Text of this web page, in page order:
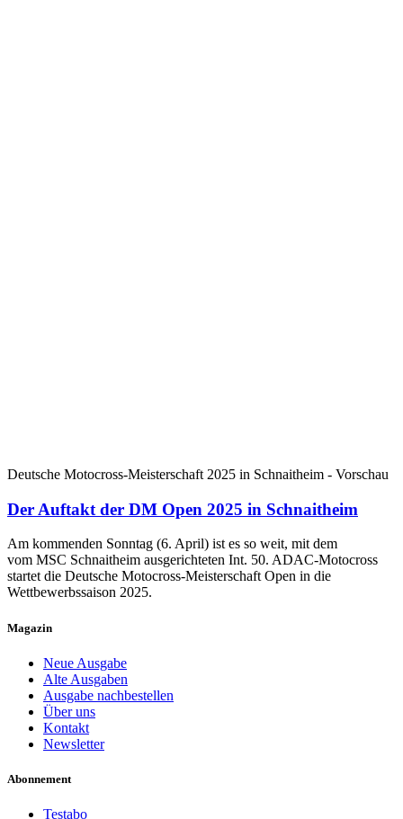
Deutsche Motocross-Meisterschaft 2025 in Schnaitheim - Vorschau
Der Auftakt der DM Open 2025 in Schnaitheim
Am kommenden Sonntag (6. April) ist es so weit, mit dem
vom MSC Schnaitheim ausgerichteten Int. 50. ADAC-Motocross
startet die Deutsche Motocross-Meisterschaft Open in die
Wettbewerbssaison 2025.
Magazin
Neue Ausgabe
Alte Ausgaben
Ausgabe nachbestellen
Über uns
Kontakt
Newsletter
Abonnement
Testabo